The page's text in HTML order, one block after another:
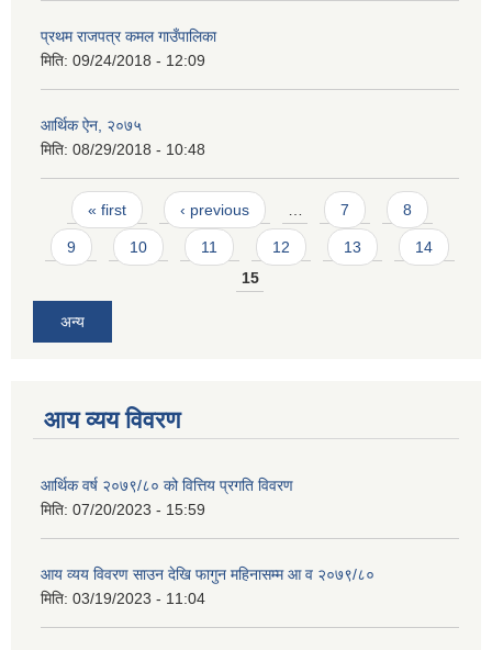
प्रथम राजपत्र कमल गाउँपालिका
मिति: 09/24/2018 - 12:09
आर्थिक ऐन, २०७५
मिति: 08/29/2018 - 10:48
Pages
« first ‹ previous 7 8
9 10 11 12 13
14
15
अन्य
आय व्यय विवरण
आर्थिक वर्ष २०७९/८० को वित्तिय प्रगति विवरण
मिति: 07/20/2023 - 15:59
आय व्यय विवरण साउन देखि फागुन महिनासम्म आ व २०७९/८०
मिति: 03/19/2023 - 11:04